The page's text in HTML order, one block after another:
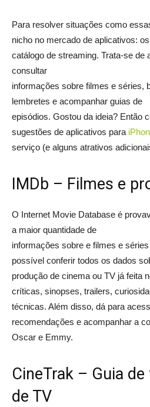
Para resolver situações como
nicho no mercado de aplicativos:
catálogo de streaming. Trata-se de
consultar
informações sobre filmes e séries,
lembretes e acompanhar guias de
episódios. Gostou da ideia? Então
sugestões de aplicativos para
serviço (e alguns atrativos
IMDb – Filmes e
O Internet Movie Database é
a maior quantidade de
informações sobre e filmes e
possível conferir todos os dados
produção de cinema ou TV já feita
críticas, sinopses, trailers,
técnicas. Além disso, dá para
recomendações e acompanhar a
Oscar e Emmy.
CineTrak – Guia
de TV